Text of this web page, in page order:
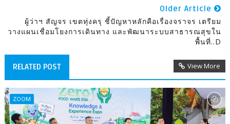
Older Article
ผู้ว่าฯ สัญจร เขตทุ่งครุ ชี้ปัญหาหลักคือเรื่องจราจร เตรียม
วางแผนเชื่อมโยงการเดินทาง และพัฒนาระบบสาธารณสุขใน
พื้นที่..D
RELATED POST View More
ZOOM